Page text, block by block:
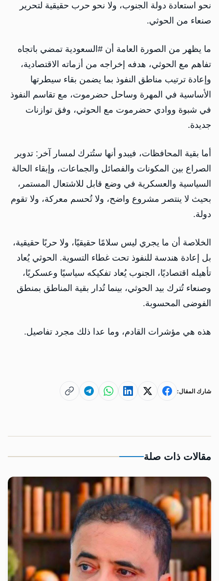
نحو استعادة دولة الجنوب، ولا نحو حرب حقيقية لتحرير
صنعاء من الحوثي.
ما يظهر من الصورة العامة أن ‎#السعودية تمضي باتجاه
تفاهم مع الحوثي، هدفه إخراجه من أزماته الاقتصادية،
وإعادة ترتيب مناطق النفوذ بما يضمن بقاء سيطرتها
الأساسية في المهرة وساحل حضرموت، مع تقاسم النفوذ
في شبوة ووادي حضرموت مع الحوثي، وفق توازنات
جديدة.
أما بقية المحافظات، فيبدو أنها ستُترك لمسار آخر: تدوير
الصراع بين المكونات والفصائل والجماعات، وإبقاء الحالة
السياسية والعسكرية في وضع قابل للاشتعال المستمر،
بحيث لا ينتصر مشروع واضح، ولا تُحسم معركة، ولا تقوم
دولة.
الخلاصة أن ما يجري ليس سلامًا حقيقيًا، ولا حربًا حقيقية،
بل إعادة هندسة للنفوذ تحت غطاء التسوية. الحوثي يُعاد
تأهيله اقتصاديًا، الجنوب يُعاد تفكيكه سياسيًا وعسكريًا،
وصنعاء تُترك بيد الحوثي، بينما تُدار بقية المناطق بمنطق
الفوضى المحسوبة.
هذه هي مؤشرات القادم، وما عدا ذلك مجرد تفاصيل.
شارك المقال:
مقالات ذات صلة